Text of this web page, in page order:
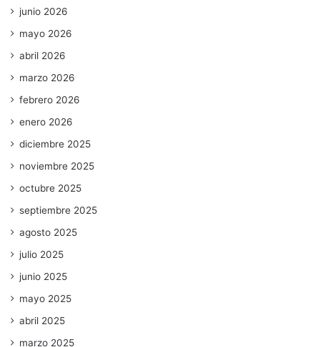
junio 2026
mayo 2026
abril 2026
marzo 2026
febrero 2026
enero 2026
diciembre 2025
noviembre 2025
octubre 2025
septiembre 2025
agosto 2025
julio 2025
junio 2025
mayo 2025
abril 2025
marzo 2025